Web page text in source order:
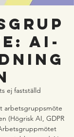
AI-
ej fastställd
arbetsgruppsmöte
(Högrisk AI, GDPR